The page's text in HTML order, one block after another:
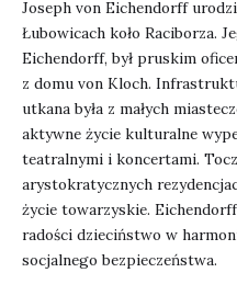
Joseph von Eichendorff
Łubowicach koło Raciborza.
Eichendorff, był pruskim
z domu von Kloch.
utkana była z małych
aktywne życie kulturalne
teatralnymi i koncertami.
arystokratycznych
życie towarzyskie.
radości dzieciństwo w
socjalnego bezpieczeństwa.